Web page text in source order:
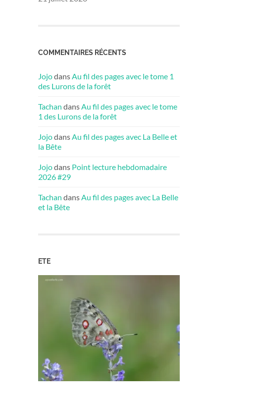
COMMENTAIRES RÉCENTS
JojodansAu fil des pages avec le tome 1
des Lurons de la forêt
Tachan dansAu fil des pages avec le tome
1 des Lurons de la forêt
JojodansAu fil des pages avec La Belle et
la Bête
Jojodans Point lecture hebdomadaire
2026 #29
Tachan dansAu fil des pages avec La Belle
et la Bête
ETE